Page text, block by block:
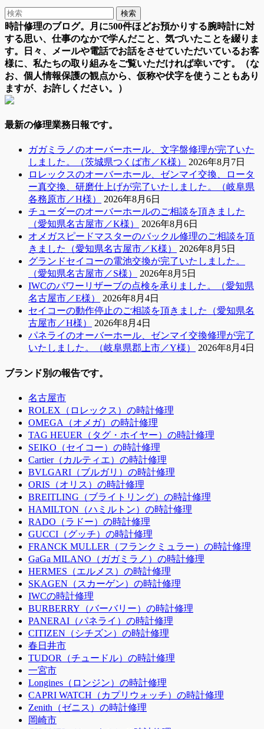
時計修理のブログ。月に500件ほどお預かりする腕時計に対
する思い、仕事のなかで学んだこと、気づいたことを綴りま
す。日々、メールや電話でお話をさせていただいているお客
様に、私たちの取り組みをご覧いただければ幸いです。（な
お、個人情報保護の観点から、仮称や伏字を使うこともあり
ますが、お許しください。）
最新の修理業務日報です。
ガガミラノのオーバーホール、文字盤修理が完了いた
しました。（茨城県つくば市／K様）
2026年8月7日
ロレックスのオーバーホール、ゼンマイ交換、ロータ
ー真交換、研磨仕上げが完了いたしました。（岐阜県
各務原市／H様）
2026年8月6日
チューダーのオーバーホールのご相談を頂きました
（愛知県名古屋市／K様）
2026年8月6日
オメガスピードマスターのバックル修理のご相談を頂
きました（愛知県名古屋市／K様）
2026年8月5日
グランドセイコーの電池交換が完了いたしました。
（愛知県名古屋市／S様）
2026年8月5日
IWCのパワーリザーブの点検を承りました。（愛知県
名古屋市／E様）
2026年8月4日
セイコーの動作停止のご相談を頂きました（愛知県名
古屋市／H様）
2026年8月4日
パネライのオーバーホール、ゼンマイ交換修理が完了
いたしました。（岐阜県郡上市／Y様）
2026年8月4日
ブランド別の報告です。
名古屋市
ROLEX（ロレックス）の時計修理
OMEGA（オメガ）の時計修理
TAG HEUER（タグ・ホイヤー）の時計修理
SEIKO（セイコー）の時計修理
Cartier（カルティエ）の時計修理
BVLGARI（ブルガリ）の時計修理
ORIS（オリス）の時計修理
BREITLING（ブライトリング）の時計修理
HAMILTON（ハミルトン）の時計修理
RADO（ラドー）の時計修理
GUCCI（グッチ）の時計修理
FRANCK MULLER（フランクミュラー）の時計修理
GaGa MILANO（ガガミラノ）の時計修理
HERMES（エルメス）の時計修理
SKAGEN（スカーゲン）の時計修理
IWCの時計修理
BURBERRY（バーバリー）の時計修理
PANERAI（パネライ）の時計修理
CITIZEN（シチズン）の時計修理
春日井市
TUDOR（チュードル）の時計修理
一宮市
Longines（ロンジン）の時計修理
CAPRI WATCH（カプリウォッチ）の時計修理
Zenith（ゼニス）の時計修理
岡崎市